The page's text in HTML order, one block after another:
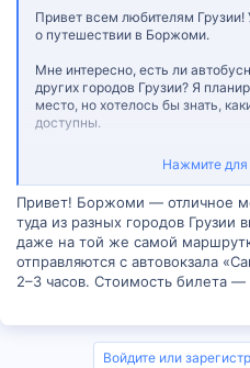
Привет всем любителям
о путешествии в Боржоми.
Мне интересно, есть ли
других городов Грузии? Я
место, но хотелось бы знать,
доступны.
Если у вас есть опыт поездки в
транспортных маршрутах,
И, конечно же, буду рад вашим
Нажмите для
Привет! Боржоми — отличное
туда из разных городов
даже на той же самой
отправляются с автовокзала
2–3 часов. Стоимость билета
Войдите или